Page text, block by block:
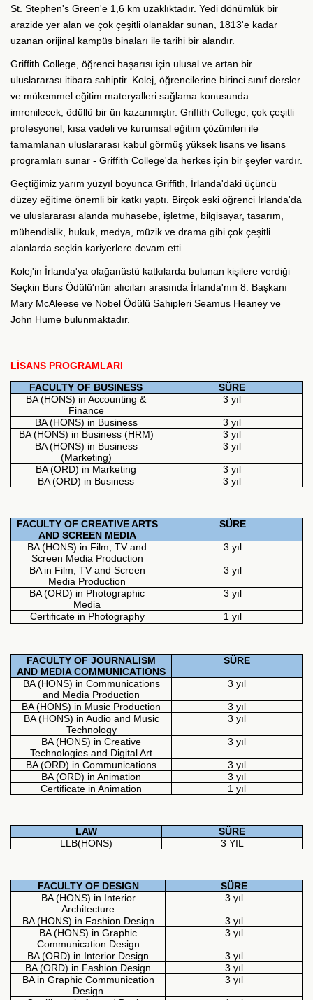
St. Stephen's Green'e 1,6 km uzaklıktadır. Yedi dönümlük bir
arazide yer alan ve çok çeşitli olanaklar sunan, 1813'e kadar
uzanan orijinal kampüs binaları ile tarihi bir alandır.
Griffith College, öğrenci başarısı için ulusal ve artan bir
uluslararası itibara sahiptir. Kolej, öğrencilerine birinci sınıf dersler
ve mükemmel eğitim materyalleri sağlama konusunda
imrenilecek, ödüllü bir ün kazanmıştır. Griffith College, çok çeşitli
profesyonel, kısa vadeli ve kurumsal eğitim çözümleri ile
tamamlanan uluslararası kabul görmüş yüksek lisans ve lisans
programları sunar - Griffith College'da herkes için bir şeyler vardır.
Geçtiğimiz yarım yüzyıl boyunca Griffith, İrlanda'daki üçüncü
düzey eğitime önemli bir katkı yaptı. Birçok eski öğrenci İrlanda'da
ve uluslararası alanda muhasebe, işletme, bilgisayar, tasarım,
mühendislik, hukuk, medya, müzik ve drama gibi çok çeşitli
alanlarda seçkin kariyerlere devam etti.
Kolej'in İrlanda'ya olağanüstü katkılarda bulunan kişilere verdiği
Seçkin Burs Ödülü'nün alıcıları arasında İrlanda'nın 8. Başkanı
Mary McAleese ve Nobel Ödülü Sahipleri Seamus Heaney ve
John Hume bulunmaktadır.
LİSANS PROGRAMLARI
FACULTY OF BUSINESS
SÜRE
BA (HONS) in Accounting &
Finance
3 yıl
BA (HONS) in Business
3 yıl
BA (HONS) in Business (HRM)
3 yıl
BA (HONS) in Business
(Marketing)
3 yıl
BA (ORD) in Marketing
3 yıl
BA (ORD) in Business
3 yıl
FACULTY OF CREATIVE ARTS
AND SCREEN MEDIA
SÜRE
BA (HONS) in Film, TV and
Screen Media Production
3 yıl
BA in Film, TV and Screen
Media Production
3 yıl
BA (ORD) in Photographic
Media
3 yıl
Certificate in Photography 1 yıl
FACULTY OF JOURNALISM
AND MEDIA COMMUNICATIONS
SÜRE
BA (HONS) in Communications
and Media Production
3 yıl
BA (HONS) in Music Production
3 yıl
BA (HONS) in Audio and Music
Technology
3 yıl
BA (HONS) in Creative
Technologies and Digital Art
3 yıl
BA (ORD) in Communications
3 yıl
BA (ORD) in Animation
3 yıl
Certificate in Animation
1 yıl
LAW
SÜRE
LLB(HONS)
3 YIL
FACULTY OF DESIGN
SÜRE
BA (HONS) in Interior
Architecture
3 yıl
BA (HONS) in Fashion Design
3 yıl
BA (HONS) in Graphic
Communication Design
3 yıl
BA (ORD) in Interior Design
3 yıl
BA (ORD) in Fashion Design
3 yıl
BA in Graphic Communication
Design
3 yıl